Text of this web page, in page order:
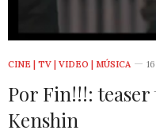
CINE | TV | VIDEO | MÚSICA
Por Fin!!!:
Kenshin